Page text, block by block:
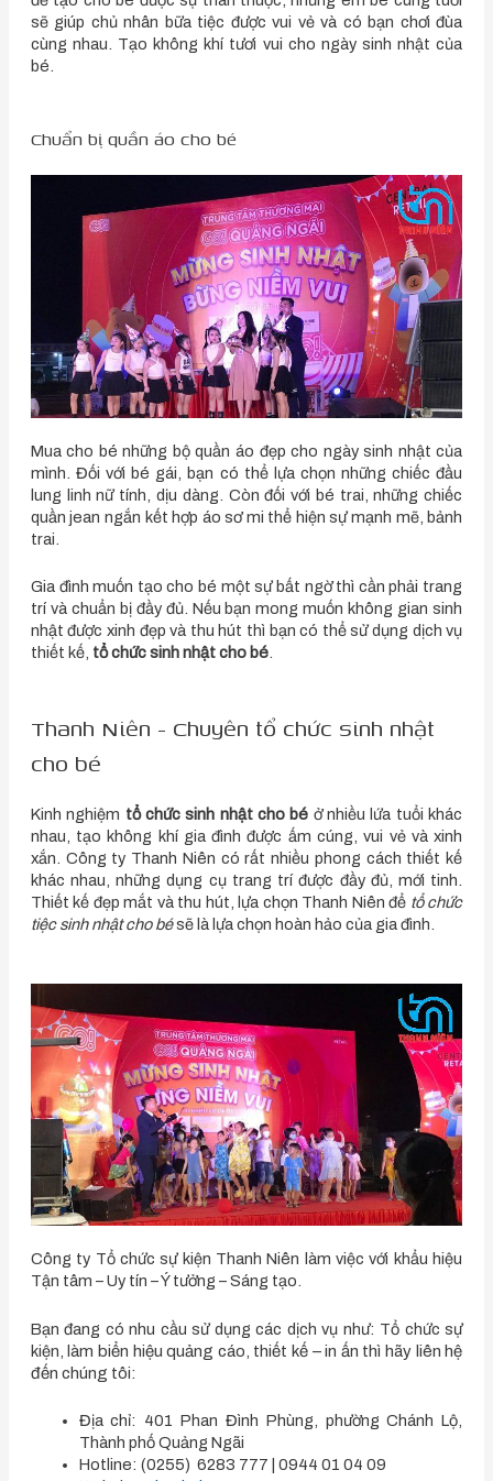
sẽ giúp chủ nhân bữa tiệc được vui vẻ và có bạn chơi đùa
cùng nhau. Tạo không khí tươi vui cho ngày sinh nhật của
bé.
Chuẩn bị quần áo cho bé
Mua cho bé những bộ quần áo đẹp cho ngày sinh nhật của
mình. Đối với bé gái, bạn có thể lựa chọn những chiếc đầu
lung linh nữ tính, dịu dàng. Còn đối với bé trai, những chiếc
quần jean ngắn kết hợp áo sơ mi thể hiện sự mạnh mẽ, bảnh
trai.
Gia đình muốn tạo cho bé một sự bất ngờ thì cần phải trang
trí và chuẩn bị đầy đủ. Nếu bạn mong muốn không gian sinh
nhật được xinh đẹp và thu hút thì bạn có thể sử dụng dịch vụ
thiết kế, tổ chức sinh nhật cho bé.
Thanh Niên - Chuyên tổ chức sinh nhật
cho bé
Kinh nghiệm tổ chức sinh nhật cho bé ở nhiều lứa tuổi khác
nhau, tạo không khí gia đình được ấm cúng, vui vẻ và xinh
xắn. Công ty Thanh Niên có rất nhiều phong cách thiết kế
khác nhau, những dụng cụ trang trí được đầy đủ, mới tinh.
Thiết kế đẹp mắt và thu hút, lựa chọn Thanh Niên để tổ chức
tiệc sinh nhật cho bésẽ là lựa chọn hoàn hảo của gia đình.
Công ty Tổ chức sự kiện Thanh Niên làm việc với khẩu hiệu
Tận tâm – Uy tín – Ý tưởng – Sáng tạo.
Bạn đang có nhu cầu sử dụng các dịch vụ như: Tổ chức sự
kiện, làm biển hiệu quảng cáo, thiết kế – in ấn thì hãy liên hệ
đến chúng tôi:
Địa chỉ: 401 Phan Đình Phùng, phường Chánh Lộ,
Thành phố Quảng Ngãi
Hotline: (0255) 6283 777 | 0944 01 04 09